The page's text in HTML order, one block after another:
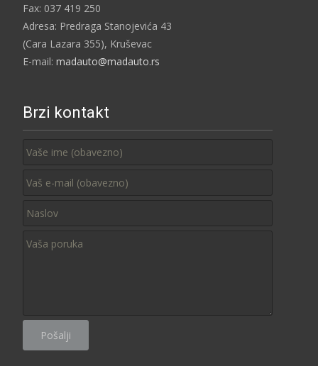
Fax: 037 419 250
Adresa: Predraga Stanojevića 43
(Cara Lazara 355), Kruševac
E-mail: madauto@madauto.rs
Brzi kontakt